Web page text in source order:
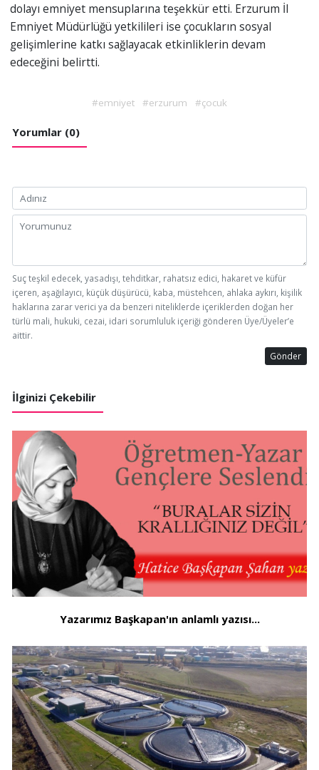
dolayı emniyet mensuplarına teşekkür etti. Erzurum İl
Emniyet Müdürlüğü yetkilileri ise çocukların sosyal
gelişimlerine katkı sağlayacak etkinliklerin devam
edeceğini belirtti.
#emniyet #erzurum #çocuk
Yorumlar (0)
Suç teşkil edecek, yasadışı, tehditkar, rahatsız edici, hakaret ve küfür
içeren, aşağılayıcı, küçük düşürücü, kaba, müstehcen, ahlaka aykırı, kişilik
haklarına zarar verici ya da benzeri niteliklerde içeriklerden doğan her
türlü mali, hukuki, cezai, idari sorumluluk içeriği gönderen Üye/Üyeler’e
aittir.
Gönder
İlginizi Çekebilir
Yazarımız Başkapan'ın anlamlı yazısı...